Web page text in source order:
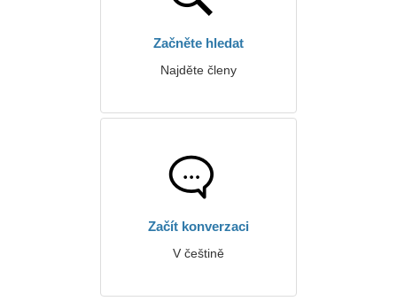
Začněte hledat
Najděte členy
Začít konverzaci
V češtině